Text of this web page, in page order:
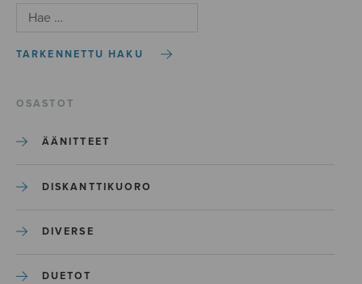
TARKENNETTU HAKU
OSASTOT
ÄÄNITTEET
DISKANTTIKUORO
DIVERSE
DUETOT